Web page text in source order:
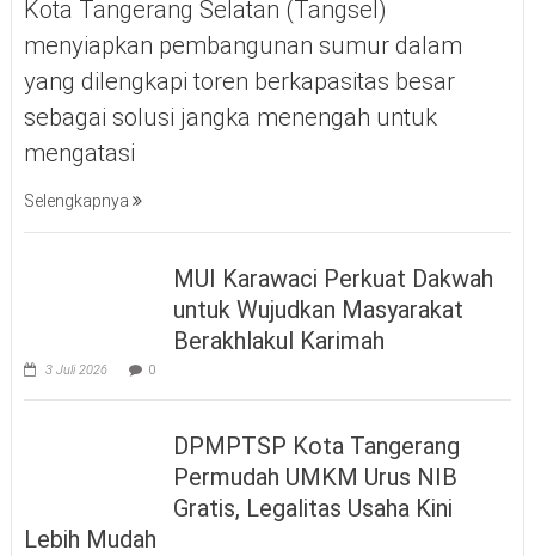
Kota Tangerang Selatan (Tangsel)
menyiapkan pembangunan sumur dalam
yang dilengkapi toren berkapasitas besar
sebagai solusi jangka menengah untuk
mengatasi
Selengkapnya
MUI Karawaci Perkuat Dakwah
untuk Wujudkan Masyarakat
Berakhlakul Karimah
3 Juli 2026 0
DPMPTSP Kota Tangerang
Permudah UMKM Urus NIB
Gratis, Legalitas Usaha Kini
Lebih Mudah